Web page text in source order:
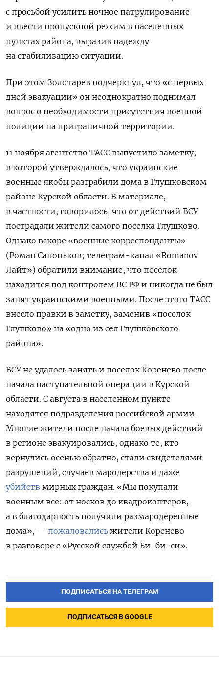
с просьбой усилить ночное патрулирование
и ввести пропускной режим в населенных
пунктах района, выразив надежду
на стабилизацию ситуации.
При этом Золотарев подчеркнул, что «с первых
дней эвакуации» он неоднократно поднимал
вопрос о необходимости присутствия военной
полиции на приграничной территории.
11 ноября агентство ТАСС выпустило заметку,
в которой утверждалось, что украинские
военные якобы разграбили дома в Глушковском
районе Курской области. В материале,
в частности, говорилось, что от действий ВСУ
пострадали жители самого поселка Глушково.
Однако вскоре «военные корреспонденты»
(Роман Сапоньков; телеграм-канал «Romanov
Лайт») обратили внимание, что поселок
находится под контролем ВС РФ и никогда не был
занят украинскими военными. После этого ТАСС
внесло правки в заметку, заменив «поселок
Глушково» на «одно из сел Глушковского
района».
ВСУ не удалось занять и поселок Коренево после
начала наступательной операции в Курской
области. С августа в населенном пункте
находятся подразделения российской армии.
Многие жители после начала боевых действий
в регионе эвакуировались, однако те, кто
вернулись осенью обратно, стали свидетелями
разрушений, случаев мародерства и даже
убийств мирных граждан. «Мы покупали
военным все: от носков до квадрокоптеров,
а в благодарность получили размародеренные
дома», — пожаловались жители Коренево
в разговоре с «Русской службой Би-би-си».
ПОДПИСАТЬСЯ НА ТЕЛЕГРАМ
ПОДПИСАТЬСЯ В GOOGLE